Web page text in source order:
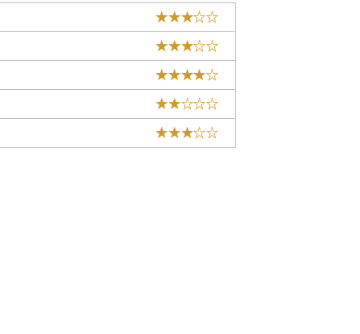
★★★☆☆
★★★☆☆
★★★★☆
★★☆☆☆
★★★☆☆